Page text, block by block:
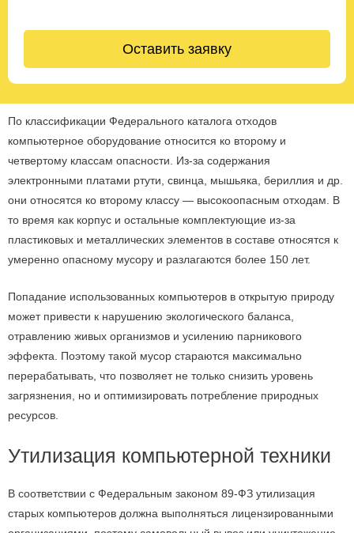
Оставить заявку
По классификации Федерального каталога отходов
компьютерное оборудование относится ко второму и
четвертому классам опасности. Из-за содержания
электронными платами ртути, свинца, мышьяка, бериллия и др.
они относятся ко второму классу — высокоопасным отходам. В
то время как корпус и остальные комплектующие из-за
пластиковых и металлических элементов в составе относятся к
умеренно опасному мусору и разлагаются более 150 лет.
Попадание использованных компьютеров в открытую природу
может привести к нарушению экологического баланса,
отравлению живых организмов и усилению парникового
эффекта. Поэтому такой мусор стараются максимально
перерабатывать, что позволяет не только снизить уровень
загрязнения, но и оптимизировать потребление природных
ресурсов.
Утилизация компьютерной техники
В соответствии с Федеральным законом 89-ФЗ утилизация
старых компьютеров должна выполняться лицензированными